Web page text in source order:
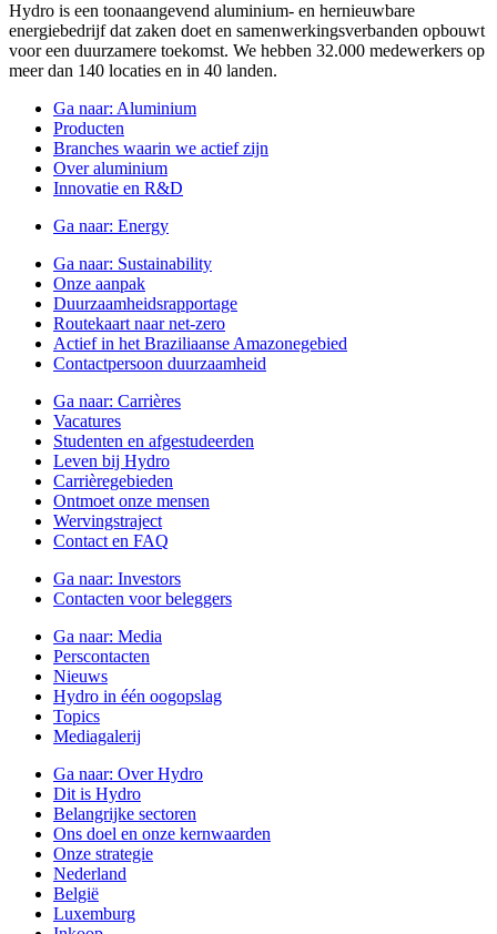
Hydro is een toonaangevend aluminium- en hernieuwbare
energiebedrijf dat zaken doet en samenwerkingsverbanden opbouwt
voor een duurzamere toekomst. We hebben 32.000 medewerkers op
meer dan 140 locaties en in 40 landen.
Ga naar: Aluminium
Producten
Branches waarin we actief zijn
Over aluminium
Innovatie en R&D
Ga naar: Energy
Ga naar: Sustainability
Onze aanpak
Duurzaamheidsrapportage
Routekaart naar net-zero
Actief in het Braziliaanse Amazonegebied
Contactpersoon duurzaamheid
Ga naar: Carrières
Vacatures
Studenten en afgestudeerden
Leven bij Hydro
Carrièregebieden
Ontmoet onze mensen
Wervingstraject
Contact en FAQ
Ga naar: Investors
Contacten voor beleggers
Ga naar: Media
Perscontacten
Nieuws
Hydro in één oogopslag
Topics
Mediagalerij
Ga naar: Over Hydro
Dit is Hydro
Belangrijke sectoren
Ons doel en onze kernwaarden
Onze strategie
Nederland
België
Luxemburg